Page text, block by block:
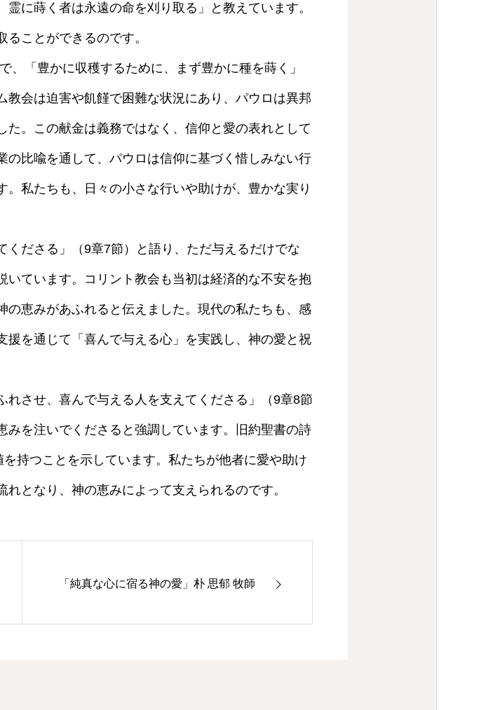
に蒔く者は永遠の命を刈り取る」と教えています。
ことができるのです。
「豊かに収穫するために、まず豊かに種を蒔く」
会は迫害や飢饉で困難な状況にあり、パウロは異邦
。この献金は義務ではなく、信仰と愛の表れとして
比喩を通して、パウロは信仰に基づく惜しみない行
私たちも、日々の小さな行いや助けが、豊かな実り
ださる」（9章7節）と語り、ただ与えるだけでな
いています。コリント教会も当初は経済的な不安を抱
の恵みがあふれると伝えました。現代の私たちも、感
を通じて「喜んで与える心」を実践し、神の愛と祝
させ、喜んで与える人を支えてくださる」（9章8節
を注いでくださると強調しています。旧約聖書の詩
持つことを示しています。私たちが他者に愛や助け
となり、神の恵みによって支えられるのです。
「純真な心に宿る神の愛」朴 思郁 牧師